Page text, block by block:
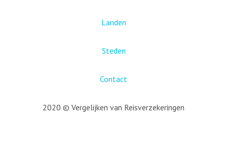
Landen
Steden
Contact
2020 © Vergelijken van Reisverzekeringen